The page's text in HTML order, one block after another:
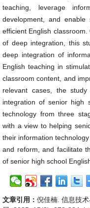
teaching, leverage
development, and
efficient English
of deep integration, this
deep integration of
English teaching in
classroom content, and
relevant cases, the
integration of senior high
technology from three
with a view to helping
their information
and reform, and facilitate
of senior high school
文章引用： 倪佳楠. 信息技